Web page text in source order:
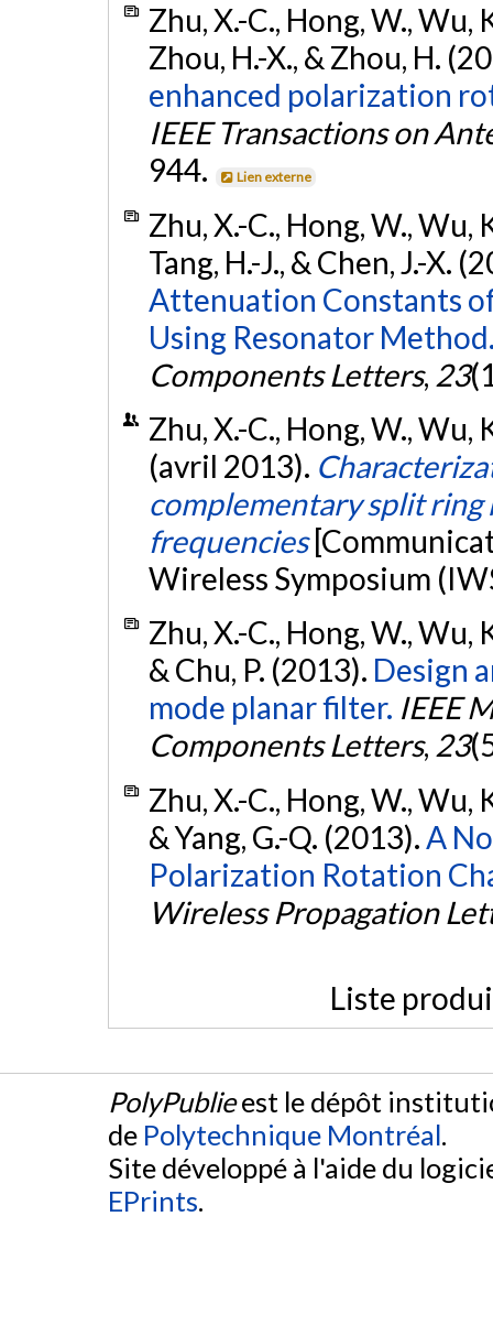
Zhu, X.-C., Hong, W., Wu,
Zhou, H.-X., & Zhou, H.
enhanced polarization
IEEE Transactions on
944.
Lien externe
Zhu, X.-C., Hong, W., Wu,
Tang, H.-J., & Chen, J.-X.
Attenuation Constants
Using Resonator
Components Letters, 23
Zhu, X.-C., Hong, W., Wu,
(avril 2013).
complementary split
frequencies
Wireless Symposium
Zhu, X.-C., Hong, W., Wu,
& Chu, P. (2013). Design
mode planar filter. IEEE
Components Letters, 23
Zhu, X.-C., Hong, W., Wu,
& Yang, G.-Q. (2013). A
Polarization Rotation
Wireless Propagation
Liste
PolyPublieest le dépôt
de Polytechnique Montréal.
Site développé à l'aide du
EPrints.